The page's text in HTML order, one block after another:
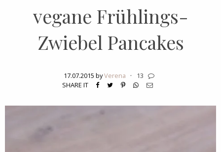
vegane Frühlings-
Zwiebel Pancakes
17.07.2015 byVerena ·
13
SHARE IT